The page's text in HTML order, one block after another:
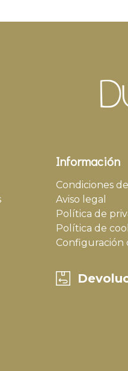
Información
Condiciones
Aviso legal
Política de
Política de
Configuración